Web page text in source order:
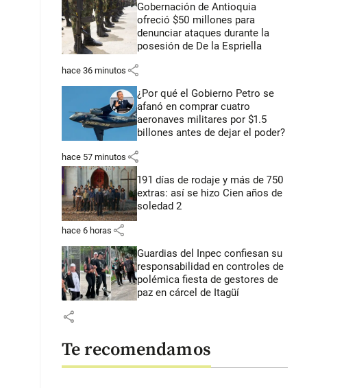
Gobernación de Antioquia
ofreció $50 millones para
denunciar ataques durante la
posesión de De la Espriella
hace 36 minutos share
¿Por qué el Gobierno Petro se
afanó en comprar cuatro
aeronaves militares por $1.5
billones antes de dejar el poder?
hace 57 minutos share
191 días de rodaje y más de 750
extras: así se hizo Cien años de
soledad 2
hace 6 horas share
Guardias del Inpec confiesan su
responsabilidad en controles de
polémica fiesta de gestores de
paz en cárcel de Itagüí
share
Te recomendamos